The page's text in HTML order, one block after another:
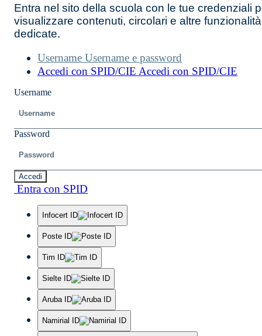
Entra nel sito della scuola con le tue credenziali
visualizzare contenuti, circolari e altre
dedicate.
Username Username e password
Accedi con SPID/CIE Accedi con SPID/CIE
Username
Password
Accedi
Entra con SPID
Infocert ID
Poste ID
Tim ID
Sielte ID
Aruba ID
Namirial ID